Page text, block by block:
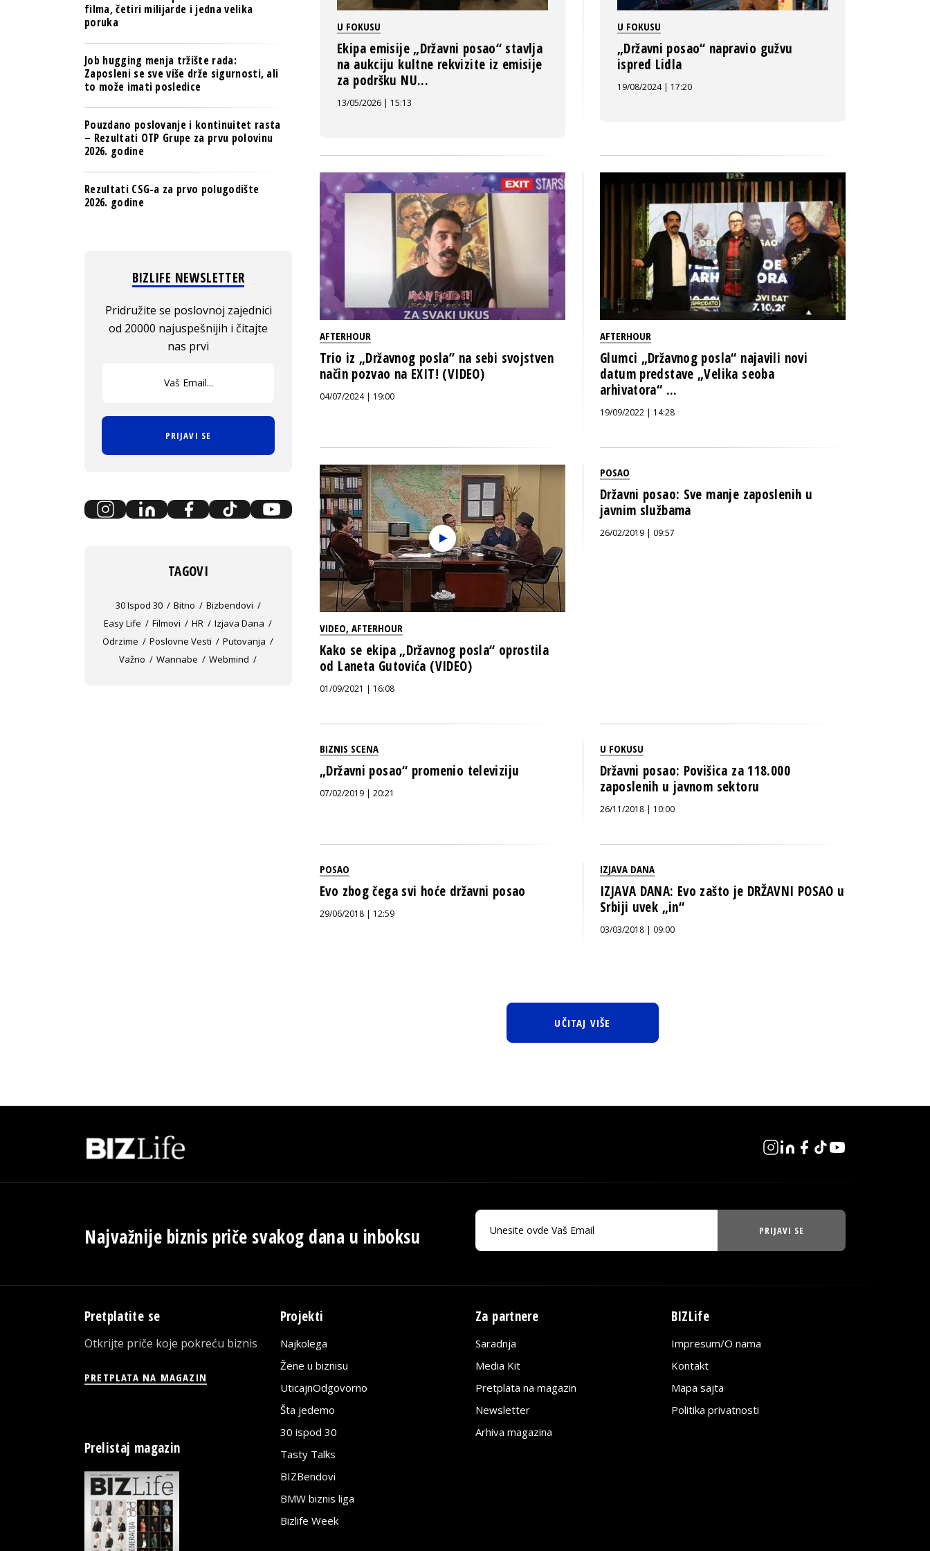
U FOKUSU
Ekipa emisije „Državni posao“ stavlja
na aukciju kultne rekvizite iz emisije
za podršku NU...
13/05/2026 | 15:13
U FOKUSU
„Državni posao“ napravio gužvu
ispred Lidla
19/08/2024 | 17:20
AFTERHOUR
Trio iz „Državnog posla” na sebi svojstven
način pozvao na EXIT! (VIDEO)
04/07/2024 | 19:00
AFTERHOUR
Glumci „Državnog posla“ najavili novi
datum predstave „Velika seoba
arhivatora“ ...
19/09/2022 | 14:28
VIDEO, AFTERHOUR
Kako se ekipa „Državnog posla“ oprostila
od Laneta Gutovića (VIDEO)
01/09/2021 | 16:08
POSAO
Državni posao: Sve manje zaposlenih u
javnim službama
26/02/2019 | 09:57
BIZNIS SCENA
„Državni posao“ promenio televiziju
07/02/2019 | 20:21
U FOKUSU
Državni posao: Povišica za 118.000
zaposlenih u javnom sektoru
26/11/2018 | 10:00
POSAO
Evo zbog čega svi hoće državni posao
29/06/2018 | 12:59
IZJAVA DANA
IZJAVA DANA: Evo zašto je DRŽAVNI POSAO u
Srbiji uvek „in“
03/03/2018 | 09:00
UČITAJ VIŠE
filma, četiri milijarde i jedna velika
poruka
Job hugging menja tržište rada:
Zaposleni se sve više drže sigurnosti, ali
to može imati posledice
Pouzdano poslovanje i kontinuitet rasta
– Rezultati OTP Grupe za prvu polovinu
2026. godine
Rezultati CSG-a za prvo polugodište
2026. godine
BIZLIFE NEWSLETTER
Pridružite se poslovnoj zajednici
od 20000 najuspešnijih i čitajte
nas prvi
PRIJAVI SE
TAGOVI
30 Ispod 30 Bitno
Bizbendovi
Easy Life
Filmovi HR
Izjava Dana
Odrzime
Poslovne Vesti
Putovanja
Važno
Wannabe Webmind
Najvažnije biznis priče svakog dana u inboksu PRIJAVI SE
Pretplatite se
Otkrijte priče koje pokreću biznis
PRETPLATA NA MAGAZIN
Prelistaj magazin
Projekti
Najkolega
Žene u biznisu
UticajnOdgovorno
Šta jedemo
30 ispod 30
Tasty Talks
BIZBendovi
BMW biznis liga
Bizlife Week
Za partnere
Saradnja
Media Kit
Pretplata na magazin
Newsletter
Arhiva magazina
BIZLife
Impresum/O nama
Kontakt
Mapa sajta
Politika privatnosti